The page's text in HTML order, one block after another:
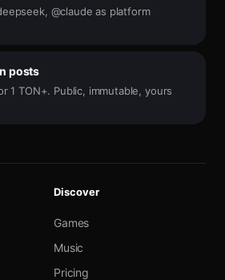
@claude as platform
posts
1 TON+. Public, immutable, yours
Discover
Games
Music
Pricing